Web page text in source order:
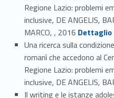
Regione Lazio: problemi
inclusive, DE ANGELIS,
MARCO, , 2016 Link identifier #identifier_person_11186-23
Dettaglio
Una ricerca sulla
romanì che accedono al
Regione Lazio: problemi
inclusive, DE ANGELIS,
Il writing e le istanze